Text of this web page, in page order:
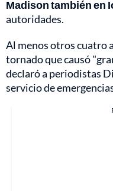
Madison también en
autoridades.
Al menos otros cuatro
tornado que causó
declaró a periodistas
servicio de